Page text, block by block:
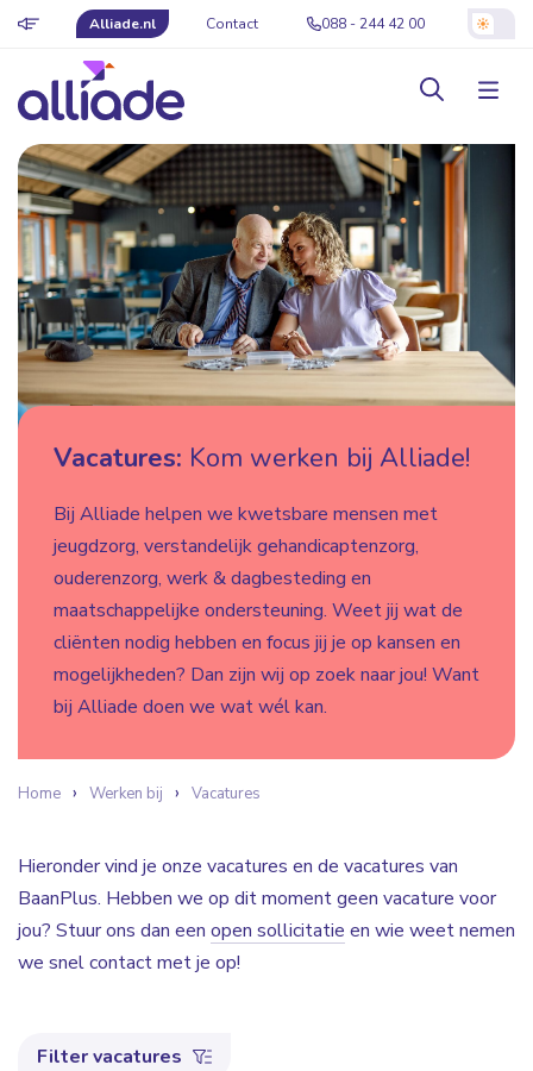
Alliade.nl Contact 088 - 244 42 00
Vacatures: Kom werken bij Alliade!
Bij Alliade helpen we kwetsbare mensen met
jeugdzorg, verstandelijk gehandicaptenzorg,
ouderenzorg, werk & dagbesteding en
maatschappelijke ondersteuning. Weet jij wat de
cliënten nodig hebben en focus jij je op kansen en
mogelijkheden? Dan zijn wij op zoek naar jou! Want
bij Alliade doen we wat wél kan.
Home Werken bij Vacatures
Hieronder vind je onze vacatures en de vacatures van
BaanPlus. Hebben we op dit moment geen vacature voor
jou? Stuur ons dan een open sollicitatie en wie weet nemen
we snel contact met je op!
Filter vacatures